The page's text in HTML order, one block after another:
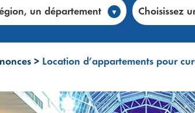
un département Choisissez
> Location d’appartements pour